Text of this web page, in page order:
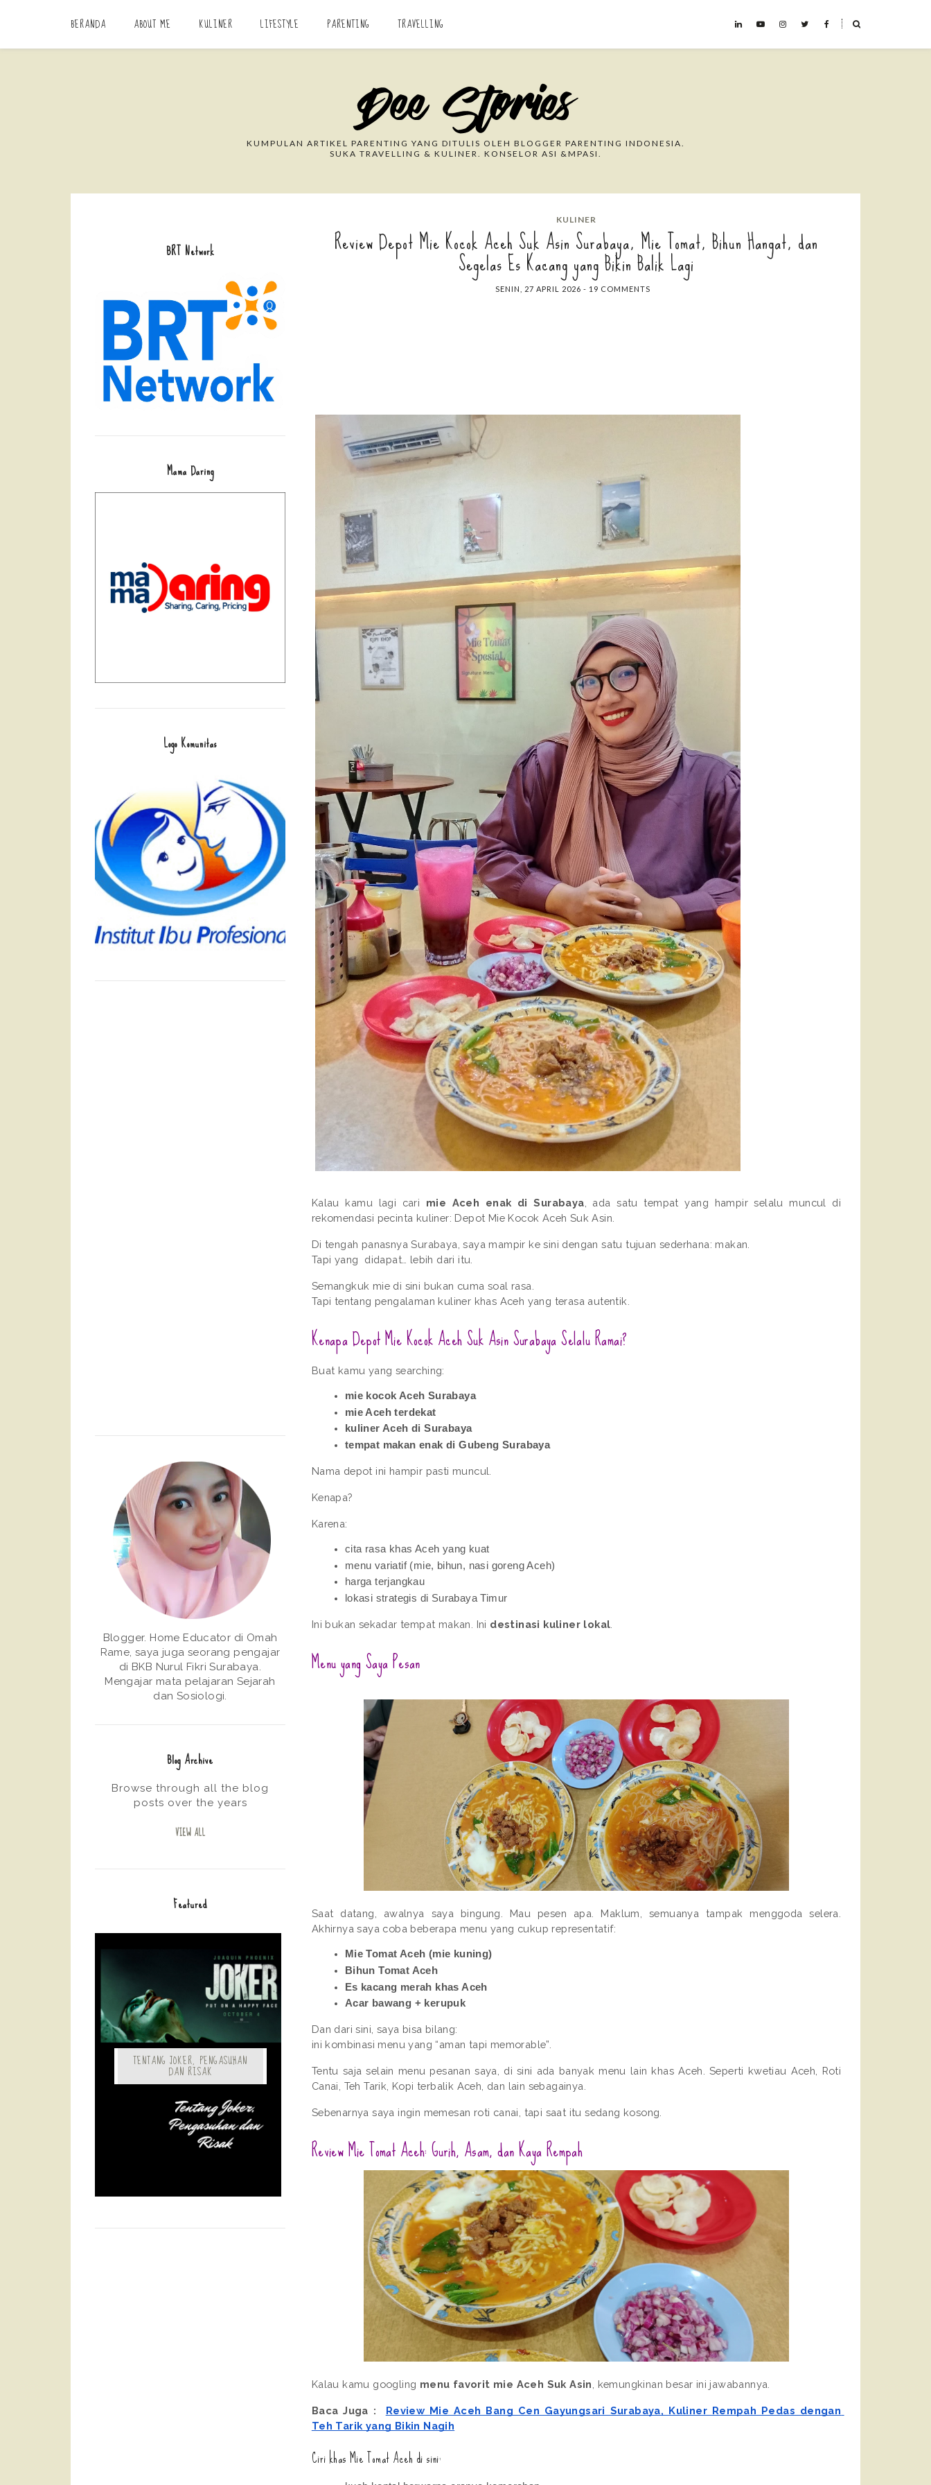
BERANDA ABOUT ME KULINER LIFESTYLE PARENTING TRAVELLING ˟
Search This Blog
KUMPULAN ARTIKEL PARENTING YANG DITULIS OLEH BLOGGER PARENTING INDONESIA.
SUKA TRAVELLING & KULINER. KONSELOR ASI &MPASI.
KULINER
Review Depot Mie Kocok Aceh Suk Asin Surabaya, Mie Tomat, Bihun Hangat, dan
Segelas Es Kacang yang Bikin Balik Lagi
SENIN, 27 APRIL 2026 - 19 COMMENTS
Kalau kamu lagi cari mie Aceh enak di Surabaya , ada satu tempat yang hampir selalu muncul di
rekomendasi pecinta kuliner: Depot Mie Kocok Aceh Suk Asin.
Di tengah panasnya Surabaya, saya mampir ke sini dengan satu tujuan sederhana: makan.
Tapi yang  didapat… lebih dari itu.
Semangkuk mie di sini bukan cuma soal rasa.
Tapi tentang pengalaman kuliner khas Aceh yang terasa autentik.
Kenapa Depot Mie Kocok Aceh Suk Asin Surabaya Selalu Ramai?
Buat kamu yang searching:
mie kocok Aceh Surabaya
mie Aceh terdekat
kuliner Aceh di Surabaya
tempat makan enak di Gubeng Surabaya
Nama depot ini hampir pasti muncul.
Kenapa?
Karena:
cita rasa khas Aceh yang kuat
menu variatif (mie, bihun, nasi goreng Aceh)
harga terjangkau
lokasi strategis di Surabaya Timur
Ini bukan sekadar tempat makan. Ini destinasi kuliner lokal
Menu yang Saya Pesan
Saat datang, awalnya saya bingung. Mau pesen apa. Maklum, semuanya tampak menggoda selera.
Akhirnya saya coba beberapa menu yang cukup representatif:
Mie Tomat Aceh (mie kuning)
Bihun Tomat Aceh
Es kacang merah khas Aceh
Acar bawang + kerupuk
Dan dari sini, saya bisa bilang:
ini kombinasi menu yang “aman tapi memorable”.
Tentu saja selain menu pesanan saya, di sini ada banyak menu lain khas Aceh. Seperti kwetiau Aceh, Roti
Canai, Teh Tarik, Kopi terbalik Aceh, dan lain sebagainya.
Sebenarnya saya ingin memesan roti canai, tapi saat itu sedang kosong.
Review Mie Tomat Aceh: Gurih, Asam, dan Kaya Rempah
Kalau kamu googling menu favorit mie Aceh Suk Asin , kemungkinan besar ini jawabannya.
Baca Juga : Review Mie Aceh Bang Cen Gayungsari Surabaya, Kuliner Rempah Pedas dengan
Teh Tarik yang Bikin Nagih
Ciri khas Mie Tomat Aceh di sini:
BRT Network
Mama Daring
Logo Komunitas
Blogger. Home Educator di Omah
Rame, saya juga seorang pengajar
di BKB Nurul Fikri Surabaya.
Mengajar mata pelajaran Sejarah
dan Sosiologi.
Blog Archive
Browse through all the blog
posts over the years
VIEW ALL
Featured
TENTANG JOKER, PENGASUHAN
DAN RISAK